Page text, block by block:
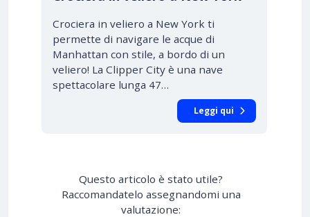
Crociera in veliero a New York ti
permette di navigare le acque di
Manhattan con stile, a bordo di un
veliero! La Clipper City è una nave
spettacolare lunga 47…
Leggi qui
Questo articolo è stato utile?
Raccomandatelo assegnandomi una
valutazione: